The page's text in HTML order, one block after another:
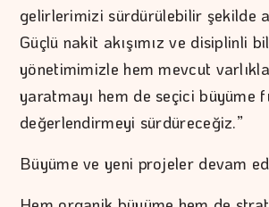
gelirlerimizi sürdürülebilir şekilde
Güçlü nakit akışımız ve disiplinli
yönetimimizle hem mevcut
yaratmayı hem de seçici büyüme
değerlendirmeyi sürdüreceğiz.”
Büyüme ve yeni projeler devam